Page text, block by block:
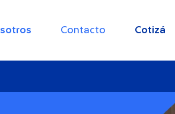
Contacto Cotizá